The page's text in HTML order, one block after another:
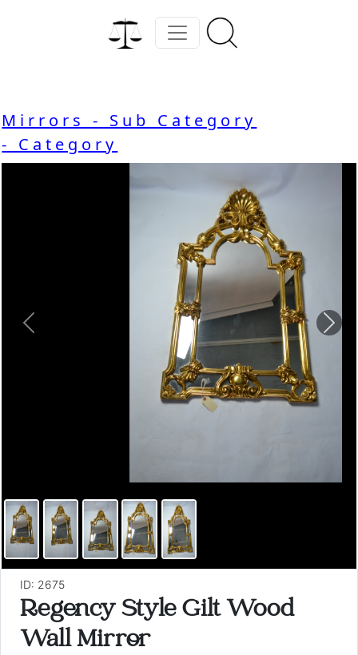
Mirrors - Sub Category
- Category
Previous
ID: 2675
Regency Style Gilt Wood
Wall Mirror